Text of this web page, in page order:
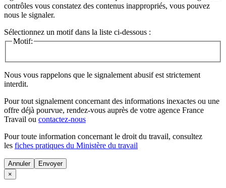
contrôles vous constatez des contenus inappropriés, vous pouvez
nous le signaler.
Sélectionnez un motif dans la liste ci-dessous :
Motif:
Nous vous rappelons que le signalement abusif est strictement
interdit.
Pour tout signalement concernant des informations inexactes ou une
offre déjà pourvue, rendez-vous auprès de votre agence France
Travail ou contactez-nous
Pour toute information concernant le droit du travail, consultez
les fiches pratiques du Ministère du travail
Annuler
×